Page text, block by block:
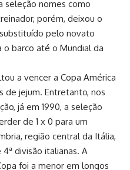
seleção nomes como
porém, deixou o
pelo novato
o barco até o Mundial da
a vencer a Copa América
de jejum. Entretanto, nos
já em 1990, a seleção
de 1 x 0 para um
região central da Itália,
divisão italianas. A
foi a menor em longos